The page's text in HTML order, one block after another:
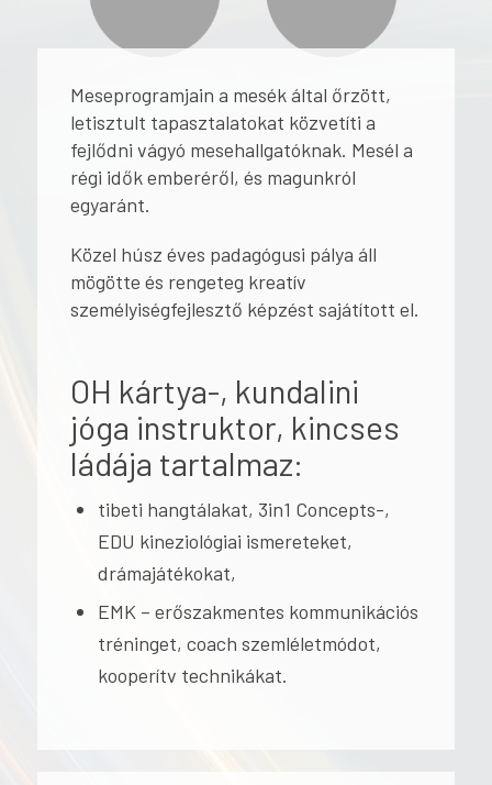
Meseprogramjain a mesék által őrzött,
letisztult tapasztalatokat közvetíti a
fejlődni vágyó mesehallgatóknak. Mesél a
régi idők emberéről, és magunkról
egyaránt.
Közel húsz éves padagógusi pálya áll
mögötte és rengeteg kreatív
személyiségfejlesztő képzést sajátított el.
OH kártya-, kundalini
jóga instruktor, kincses
ládája tartalmaz:
tibeti hangtálakat, 3in1 Concepts-,
EDU kineziológiai ismereteket,
drámajátékokat,
EMK – erőszakmentes kommunikációs
tréninget, coach szemléletmódot,
kooperítv technikákat.